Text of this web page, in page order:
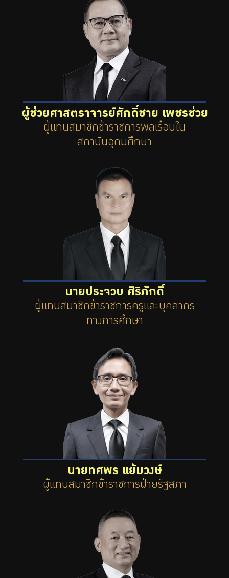
ผู้ช่วยศาสตราจารย์ศักดิ์ชาย เพชรช่วย
ผู้แทนสมาชิกข้าราชการพลเรือนใน
สถาบันอุดมศึกษา
นายประจวบ ศิริภักดิ์
ผู้แทนสมาชิกข้าราชการครูและบุคลากร
ทางการศึกษา
นายทศพร แย้มวงษ์
ผู้แทนสมาชิกข้าราชการฝ่ายรัฐสภา